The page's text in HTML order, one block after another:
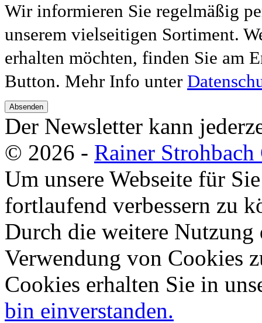
Wir informieren Sie regelmäßig
unserem vielseitigen Sortiment.
erhalten möchten, finden Sie am
Button. Mehr Info unter
Absenden
Der Newsletter kann
© 2026 - Rainer
Um unsere Webseite für
fortlaufend verbessern zu
Durch die weitere Nutzung
Verwendung von Cookies
Cookies erhalten Sie in
bin einverstanden.